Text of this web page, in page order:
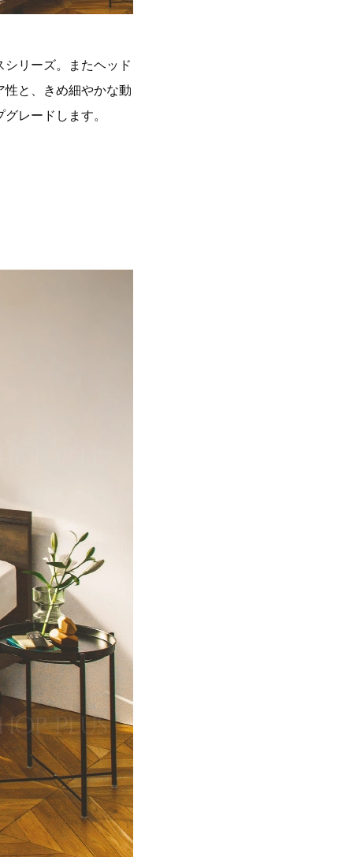
リーズ。またヘッド
と、きめ細やかな動
レードします。